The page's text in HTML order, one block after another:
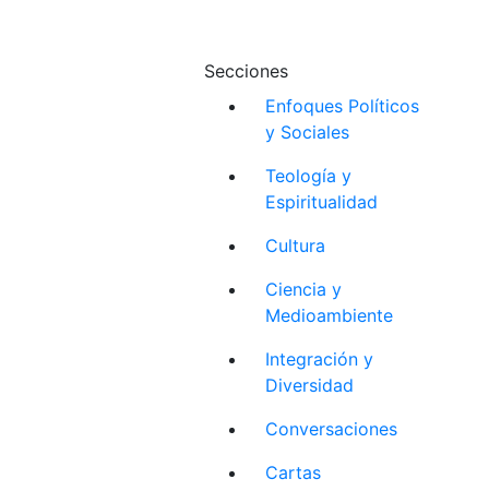
Secciones
Enfoques Políticos
y Sociales
Teología y
Espiritualidad
Cultura
Ciencia y
Medioambiente
Integración y
Diversidad
Conversaciones
Cartas